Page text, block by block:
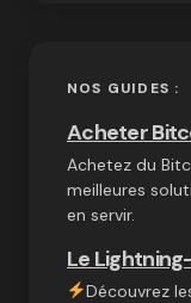
NOS GUIDES :
Acheter
Achetez du
meilleures
en servir.
Le
Découvrez